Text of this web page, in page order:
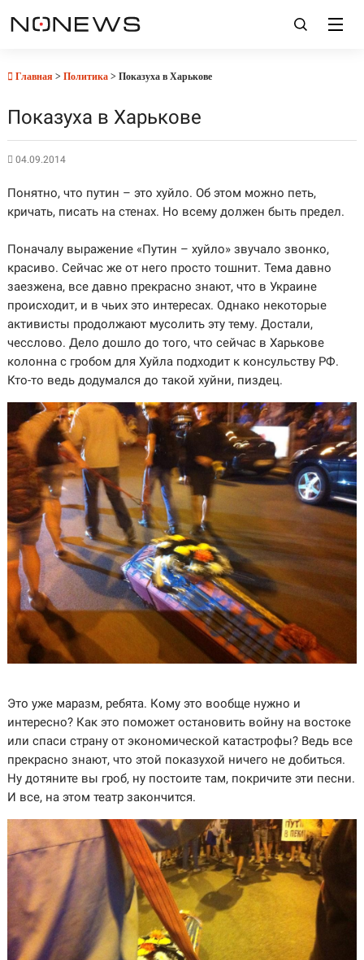
Главная > Политика> Показуха в Харькове
Показуха в Харькове
04.09.2014
Понятно, что путин – это хуйло. Об этом можно петь,
кричать, писать на стенах. Но всему должен быть предел.
Поначалу выражение «Путин – хуйло» звучало звонко,
красиво. Сейчас же от него просто тошнит. Тема давно
заезжена, все давно прекрасно знают, что в Украине
происходит, и в чьих это интересах. Однако некоторые
активисты продолжают мусолить эту тему. Достали,
чесслово. Дело дошло до того, что сейчас в Харькове
колонна с гробом для Хуйла подходит к консульству РФ.
Кто-то ведь додумался до такой хуйни, пиздец.
Это уже маразм, ребята. Кому это вообще нужно и
интересно? Как это поможет остановить войну на востоке
или спаси страну от экономической катастрофы? Ведь все
прекрасно знают, что этой показухой ничего не добиться.
Ну дотяните вы гроб, ну постоите там, покричите эти песни.
И все, на этом театр закончится.